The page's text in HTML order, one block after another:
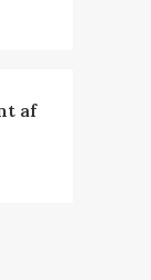
af